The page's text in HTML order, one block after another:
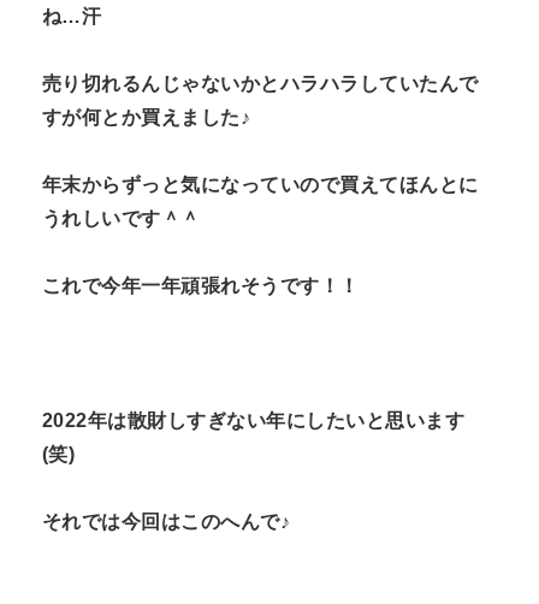
ね…汗
売り切れるんじゃないかとハラハラしていたんで
すが何とか買えました♪
年末からずっと気になっていので買えてほんとに
うれしいです＾＾
これで今年一年頑張れそうです！！
2022年は散財しすぎない年にしたいと思います
(笑)
それでは今回はこのへんで♪